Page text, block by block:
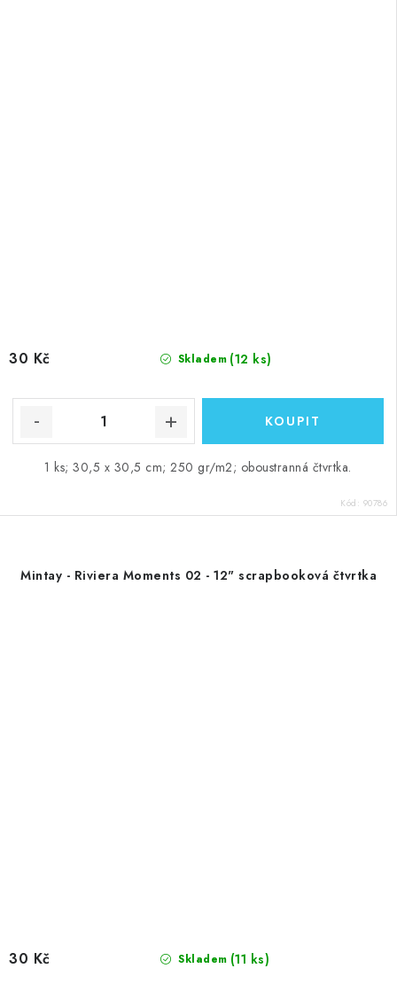
Skladem (12 ks)
30 Kč
1 ks; 30,5 x 30,5 cm; 250 gr/m2; oboustranná čtvrtka.
Kód: 90786
Mintay - Riviera Moments 02 - 12" scrapbooková čtvrtka
Skladem (11 ks)
30 Kč